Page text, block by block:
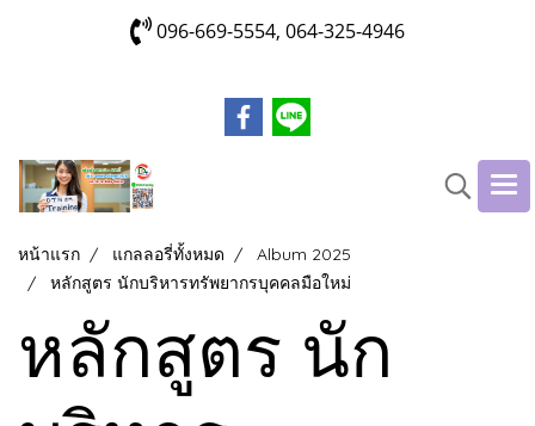
096-669-5554, 064-325-4946
หน้าแรก แกลลอรี่ทั้งหมด
Album 2025
หลักสูตร นักบริหารทรัพยากรบุคคลมือใหม่
หลักสูตร นัก